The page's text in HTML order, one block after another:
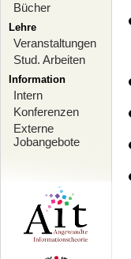
Bücher
Lehre
Veranstaltungen
Stud. Arbeiten
Information
Intern
Konferenzen
Externe
Jobangebote